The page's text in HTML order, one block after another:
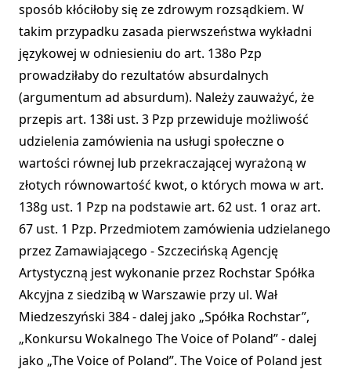
sposób kłóciłoby się ze zdrowym rozsądkiem. W
takim przypadku zasada pierwszeństwa wykładni
językowej w odniesieniu do art. 138o Pzp
prowadziłaby do rezultatów absurdalnych
(argumentum ad absurdum). Należy zauważyć, że
przepis art. 138i ust. 3 Pzp przewiduje możliwość
udzielenia zamówienia na usługi społeczne o
wartości równej lub przekraczającej wyrażoną w
złotych równowartość kwot, o których mowa w art.
138g ust. 1 Pzp na podstawie art. 62 ust. 1 oraz art.
67 ust. 1 Pzp. Przedmiotem zamówienia udzielanego
przez Zamawiającego - Szczecińską Agencję
Artystyczną jest wykonanie przez Rochstar Spółka
Akcyjna z siedzibą w Warszawie przy ul. Wał
Miedzeszyński 384 - dalej jako „Spółka Rochstar”,
„Konkursu Wokalnego The Voice of Poland” - dalej
jako „The Voice of Poland”. The Voice of Poland jest